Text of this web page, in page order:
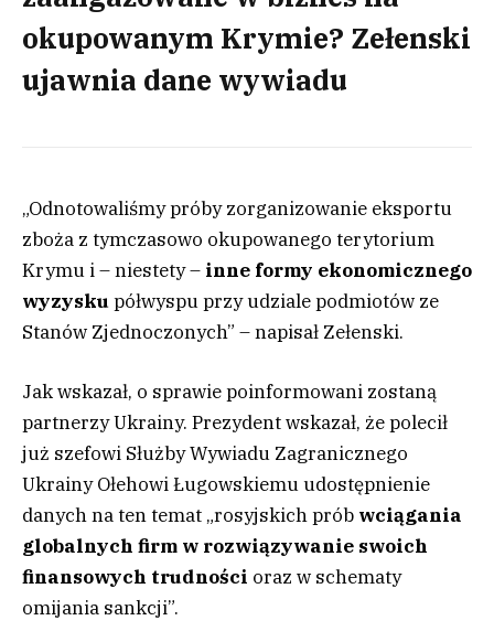
okupowanym Krymie? Zełenski
ujawnia dane wywiadu
„Odnotowaliśmy próby zorganizowanie eksportu
zboża z tymczasowo okupowanego terytorium
Krymu i – niestety – inne formy ekonomicznego
wyzyskupółwyspu przy udziale podmiotów ze
Stanów Zjednoczonych” – napisał Zełenski.
Jak wskazał, o sprawie poinformowani zostaną
partnerzy Ukrainy. Prezydent wskazał, że polecił
już szefowi Służby Wywiadu Zagranicznego
Ukrainy Ołehowi Ługowskiemu udostępnienie
danych na ten temat „rosyjskich prób wciągania
globalnych firm w rozwiązywanie swoich
finansowych trudności oraz w schematy
omijania sankcji”.